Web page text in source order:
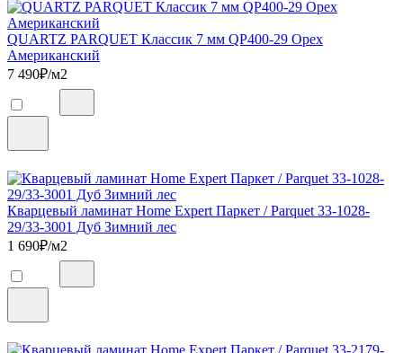
QUARTZ PARQUET Классик 7 мм QP400-29 Орех
Американский
7 490₽/м2
Кварцевый ламинат Home Expert Паркет / Parquet 33-1028-
29/33-3001 Дуб Зимний лес
1 690₽/м2